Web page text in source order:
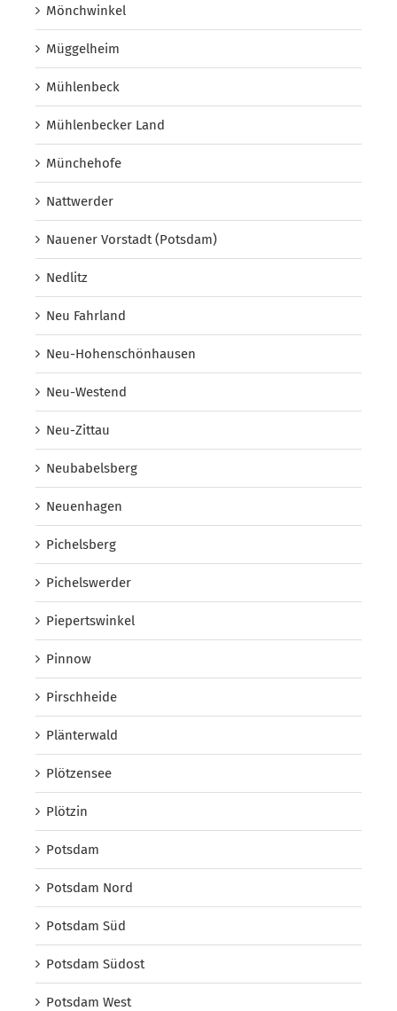
Mönchwinkel
Müggelheim
Mühlenbeck
Mühlenbecker Land
Münchehofe
Nattwerder
Nauener Vorstadt (Potsdam)
Nedlitz
Neu Fahrland
Neu-Hohenschönhausen
Neu-Westend
Neu-Zittau
Neubabelsberg
Neuenhagen
Pichelsberg
Pichelswerder
Piepertswinkel
Pinnow
Pirschheide
Plänterwald
Plötzensee
Plötzin
Potsdam
Potsdam Nord
Potsdam Süd
Potsdam Südost
Potsdam West